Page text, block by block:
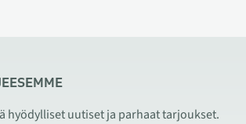
hyödylliset uutiset ja parhaat tarjoukset.